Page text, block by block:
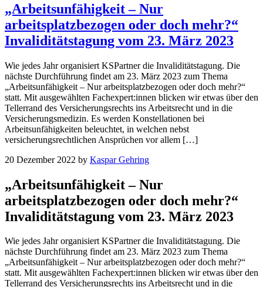
„Arbeitsunfähigkeit – Nur
arbeitsplatzbezogen oder doch mehr?“
Invaliditätstagung vom 23. März 2023
Wie jedes Jahr organisiert KSPartner die Invaliditätstagung. Die
nächste Durchführung findet am 23. März 2023 zum Thema
„Arbeitsunfähigkeit – Nur arbeitsplatzbezogen oder doch mehr?“
statt. Mit ausgewählten Fachexpert:innen blicken wir etwas über den
Tellerrand des Versicherungsrechts ins Arbeitsrecht und in die
Versicherungsmedizin. Es werden Konstellationen bei
Arbeitsunfähigkeiten beleuchtet, in welchen nebst
versicherungsrechtlichen Ansprüchen vor allem […]
20 Dezember 2022 by Kaspar Gehring
„Arbeitsunfähigkeit – Nur
arbeitsplatzbezogen oder doch mehr?“
Invaliditätstagung vom 23. März 2023
Wie jedes Jahr organisiert KSPartner die Invaliditätstagung. Die
nächste Durchführung findet am 23. März 2023 zum Thema
„Arbeitsunfähigkeit – Nur arbeitsplatzbezogen oder doch mehr?“
statt. Mit ausgewählten Fachexpert:innen blicken wir etwas über den
Tellerrand des Versicherungsrechts ins Arbeitsrecht und in die